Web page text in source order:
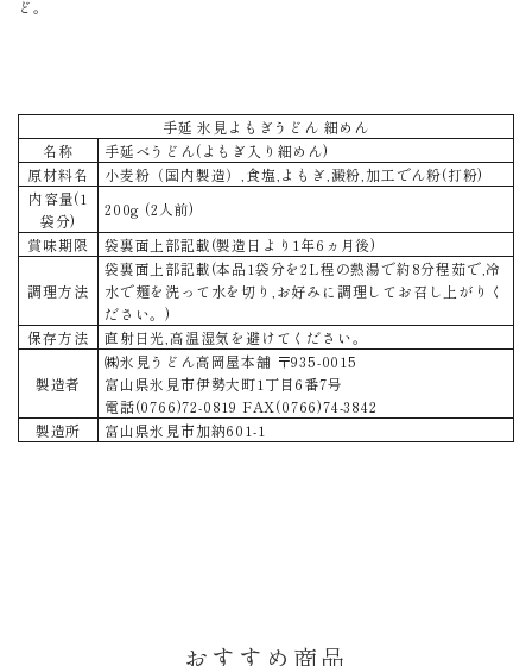
ど。
手延 氷見よもぎうどん 細めん
名称
手延べうどん(よもぎ入り細めん)
原材料名
小麦粉（国内製造）,食塩,よもぎ,澱粉,加工でん粉(打粉)
内容量(1
袋分)
200g (2人前)
賞味期限
袋裏面上部記載(製造日より1年6ヵ月後)
調理方法
袋裏面上部記載(本品1袋分を2L程の熱湯で約8分程茹で,冷
水で麺を洗って水を切り,お好みに調理してお召し上がりく
ださい。)
保存方法
直射日光,高温湿気を避けてください。
製造者
㈱氷見うどん高岡屋本舗 〒935-0015
富山県氷見市伊勢大町1丁目6番7号
電話(0766)72-0819 FAX(0766)74-3842
製造所
富山県氷見市加納601-1
おすすめ商品